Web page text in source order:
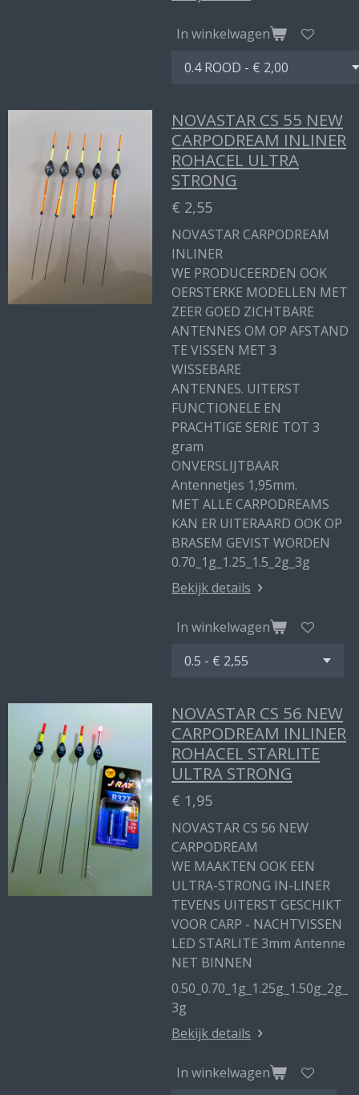
In winkelwagen
NOVASTAR CS 55 NEW
CARPODREAM INLINER
ROHACEL ULTRA
STRONG
€ 2,55
NOVASTAR CARPODREAM
INLINER
WE PRODUCEERDEN OOK
OERSTERKE MODELLEN MET
ZEER GOED ZICHTBARE
ANTENNES OM OP AFSTAND
TE VISSEN MET 3
WISSEBARE
ANTENNES. UITERST
FUNCTIONELE EN
PRACHTIGE SERIE TOT 3
gram
ONVERSLIJTBAAR
Antennetjes 1,95mm.
MET ALLE CARPODREAMS
KAN ER UITERAARD OOK OP
BRASEM GEVIST WORDEN
0.70_1g_1.25_1.5_2g_3g
Bekijk details
In winkelwagen
NOVASTAR CS 56 NEW
CARPODREAM INLINER
ROHACEL STARLITE
ULTRA STRONG
€ 1,95
NOVASTAR CS 56 NEW
CARPODREAM
WE MAAKTEN OOK EEN
ULTRA-STRONG IN-LINER
TEVENS UITERST GESCHIKT
VOOR CARP - NACHTVISSEN
LED STARLITE 3mm Antenne
NET BINNEN
0.50_0.70_1g_1.25g_1.50g_2g_
3g
Bekijk details
In winkelwagen